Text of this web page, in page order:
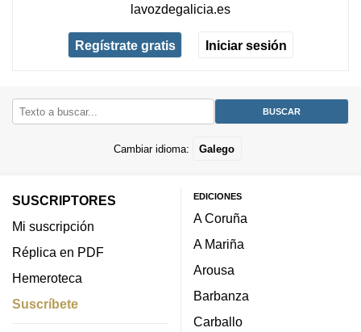
lavozdegalicia.es
Regístrate gratis Iniciar sesión
Cambiar idioma: Galego
SUSCRIPTORES
Mi suscripción
Réplica en PDF
Hemeroteca
Suscríbete
EDICIONES
A Coruña
A Mariña
Arousa
Barbanza
Carballo